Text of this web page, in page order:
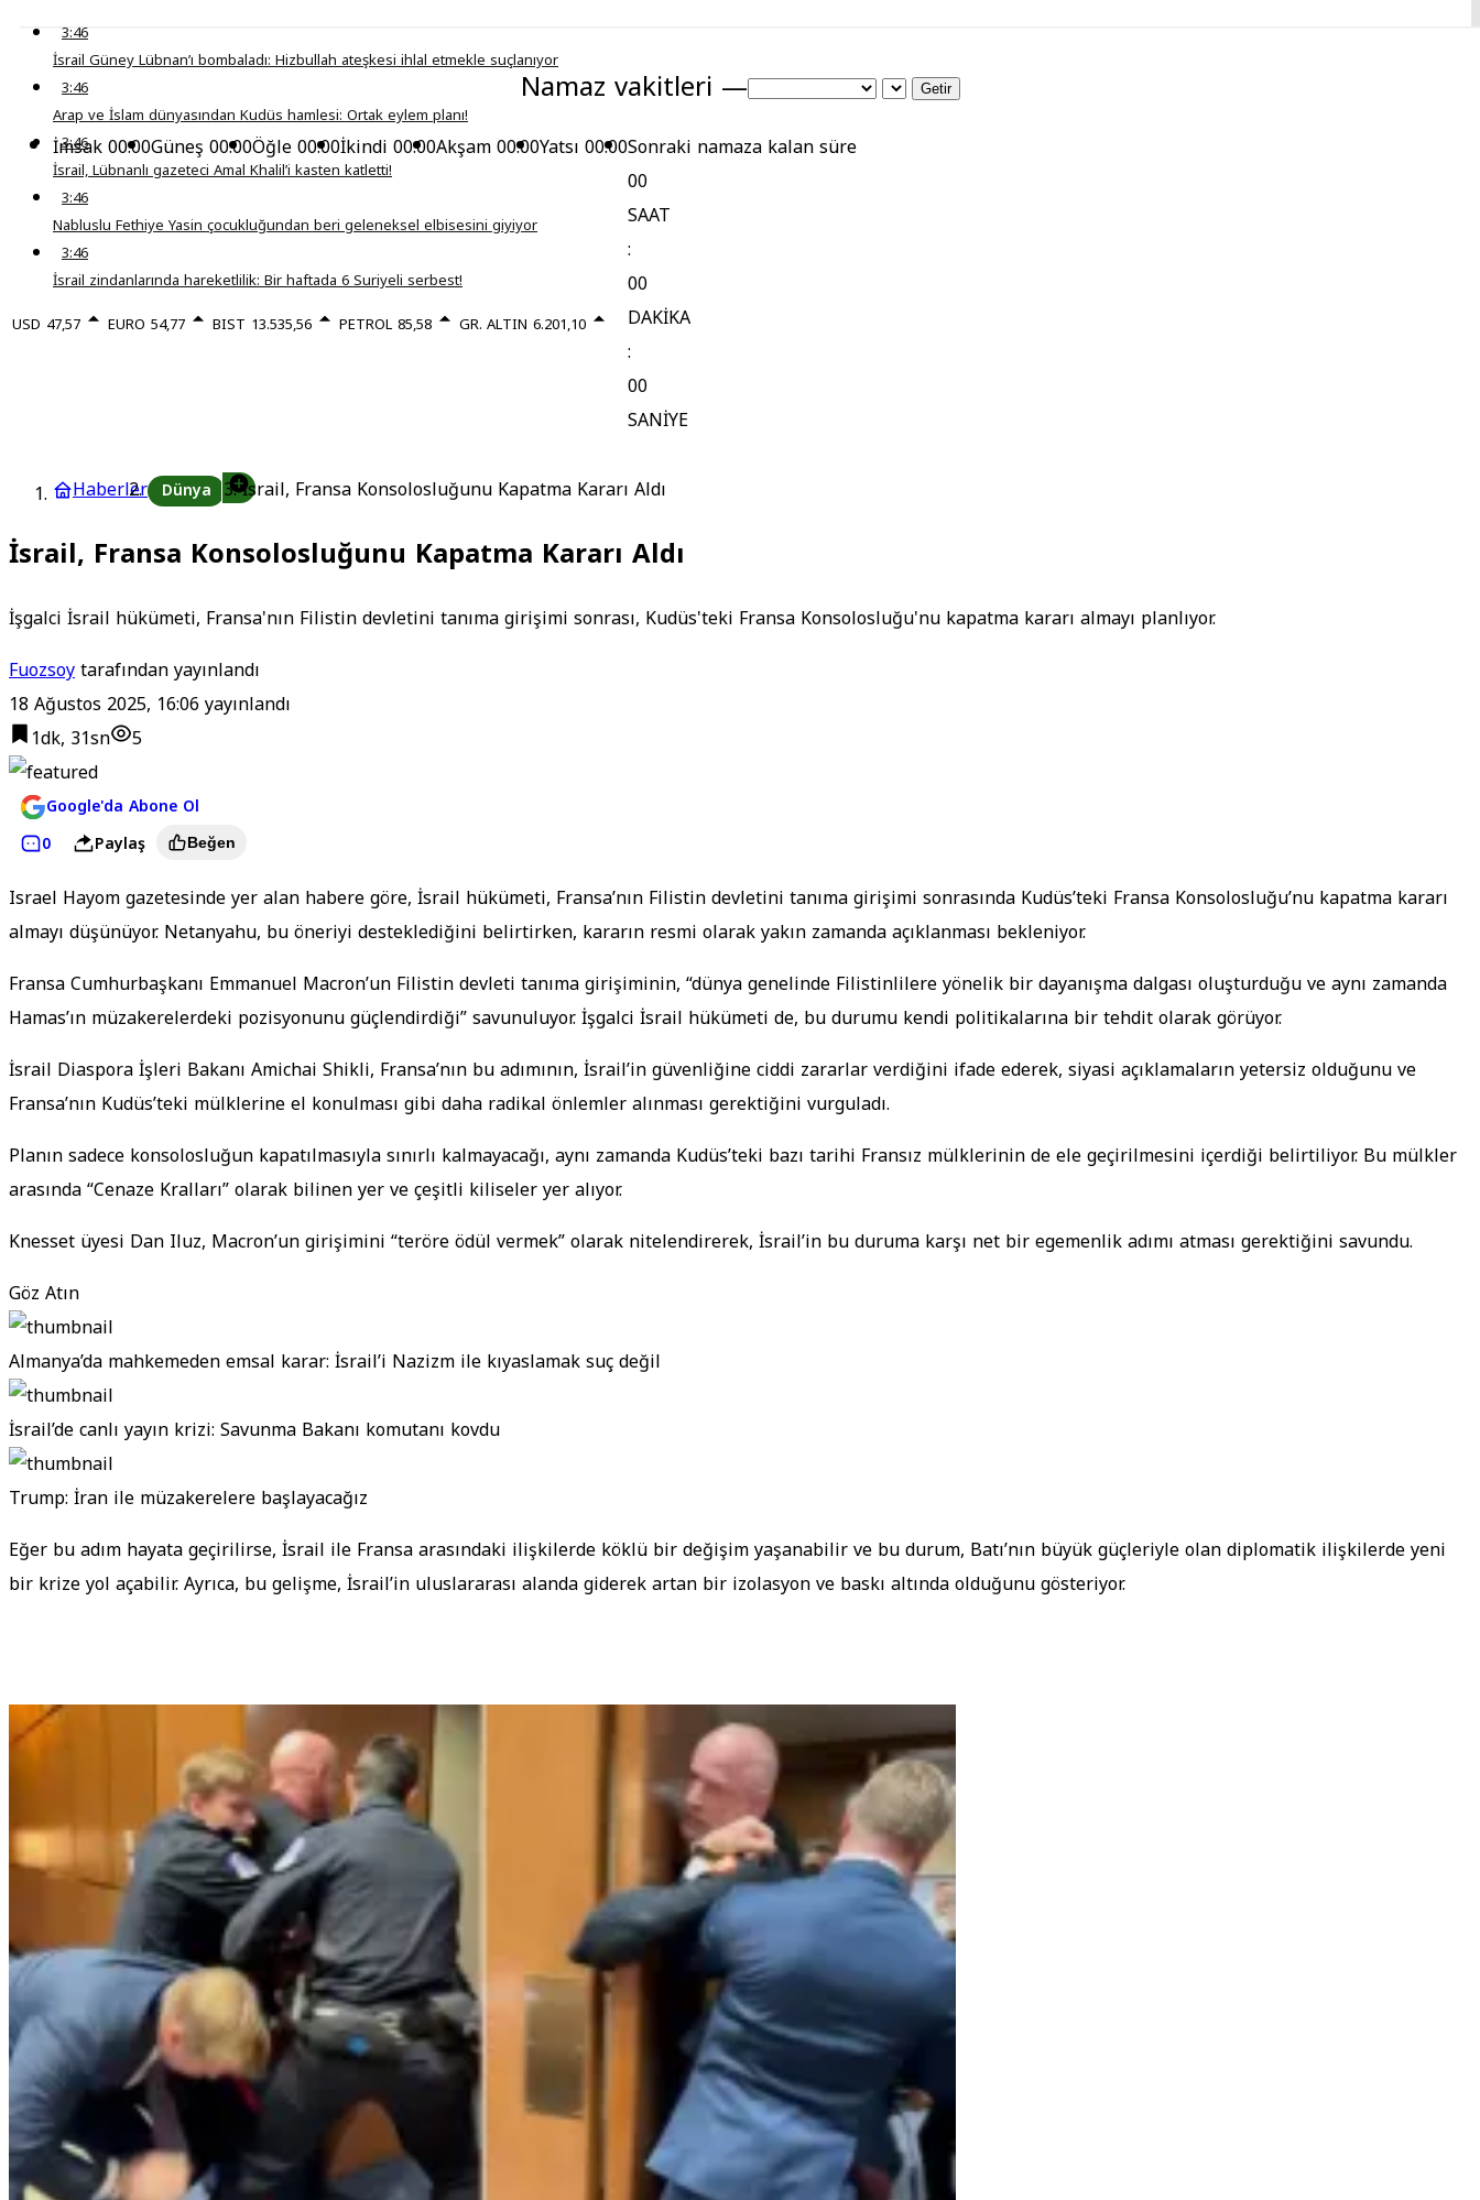
3:46
İsrail Güney Lübnan’ı bombaladı: Hizbullah ateşkesi ihlal etmekle suçlanıyor
3:46
Arap ve İslam dünyasından Kudüs hamlesi: Ortak eylem planı!
3:46
İsrail, Lübnanlı gazeteci Amal Khalil’i kasten katletti!
3:46
Nabluslu Fethiye Yasin çocukluğundan beri geleneksel elbisesini giyiyor
3:46
İsrail zindanlarında hareketlilik: Bir haftada 6 Suriyeli serbest!
USD 47,57 EURO 54,77 BIST 13.535,56 PETROL 85,58 GR. ALTIN 6.201,10
Namaz vakitleri — Getir
İmsak00:00Güneş00:00Öğle00:00İkindi00:00Akşam00:00Yatsı00:00Sonraki namaza kalan süre
00
SAAT
:
00
DAKİKA
:
00
SANİYE
Haberler Dünya İsrail, Fransa Konsolosluğunu Kapatma Kararı Aldı
İsrail, Fransa Konsolosluğunu Kapatma Kararı Aldı
İşgalci İsrail hükümeti, Fransa'nın Filistin devletini tanıma girişimi sonrası, Kudüs'teki Fransa Konsolosluğu'nu kapatma kararı almayı planlıyor.
Fuozsoytarafından yayınlandı
18 Ağustos 2025, 16:06yayınlandı
1dk, 31sn
5
Google'da Abone Ol
0
Paylaş Beğen
Israel Hayom gazetesinde yer alan habere göre, İsrail hükümeti, Fransa’nın Filistin devletini tanıma girişimi sonrasında Kudüs’teki Fransa Konsolosluğu’nu kapatma kararı
almayı düşünüyor. Netanyahu, bu öneriyi desteklediğini belirtirken, kararın resmi olarak yakın zamanda açıklanması bekleniyor.
Fransa Cumhurbaşkanı Emmanuel Macron’un Filistin devleti tanıma girişiminin, “dünya genelinde Filistinlilere yönelik bir dayanışma dalgası oluşturduğu ve aynı zamanda
Hamas’ın müzakerelerdeki pozisyonunu güçlendirdiği” savunuluyor. İşgalci İsrail hükümeti de, bu durumu kendi politikalarına bir tehdit olarak görüyor.
İsrail Diaspora İşleri Bakanı Amichai Shikli, Fransa’nın bu adımının, İsrail’in güvenliğine ciddi zararlar verdiğini ifade ederek, siyasi açıklamaların yetersiz olduğunu ve
Fransa’nın Kudüs’teki mülklerine el konulması gibi daha radikal önlemler alınması gerektiğini vurguladı.
Planın sadece konsolosluğun kapatılmasıyla sınırlı kalmayacağı, aynı zamanda Kudüs’teki bazı tarihi Fransız mülklerinin de ele geçirilmesini içerdiği belirtiliyor. Bu mülkler
arasında “Cenaze Kralları” olarak bilinen yer ve çeşitli kiliseler yer alıyor.
Knesset üyesi Dan Iluz, Macron’un girişimini “teröre ödül vermek” olarak nitelendirerek, İsrail’in bu duruma karşı net bir egemenlik adımı atması gerektiğini savundu.
Göz Atın
Almanya’da mahkemeden emsal karar: İsrail’i Nazizm ile kıyaslamak suç değil
İsrail’de canlı yayın krizi: Savunma Bakanı komutanı kovdu
Trump: İran ile müzakerelere başlayacağız
Eğer bu adım hayata geçirilirse, İsrail ile Fransa arasındaki ilişkilerde köklü bir değişim yaşanabilir ve bu durum, Batı’nın büyük güçleriyle olan diplomatik ilişkilerde yeni
bir krize yol açabilir. Ayrıca, bu gelişme, İsrail’in uluslararası alanda giderek artan bir izolasyon ve baskı altında olduğunu gösteriyor.